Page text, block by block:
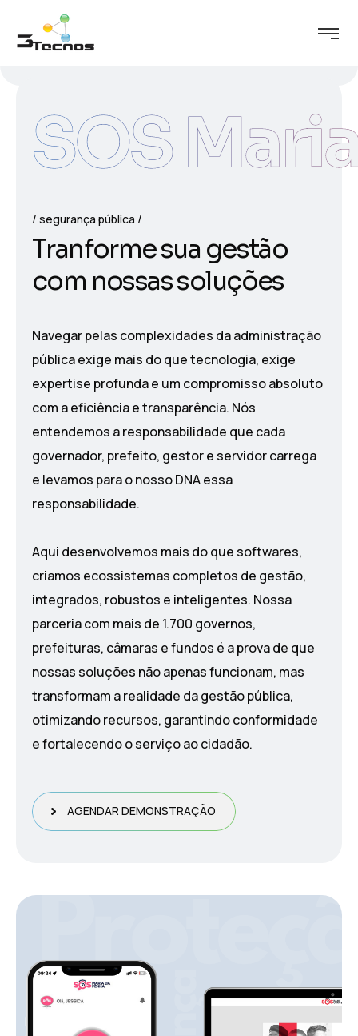
SOS
segurança pública
Tranformesua gestão
com nossassoluções
Navegar pelas complexidades da administração
pública exige mais do que tecnologia, exige
expertise profunda e um compromisso absoluto
com a eficiência e transparência. Nós
entendemos a responsabilidade que cada
governador, prefeito, gestor e servidor carrega
e levamos para o nosso DNA essa
responsabilidade.
Aqui desenvolvemos mais do que softwares,
criamos ecossistemas completos de gestão,
integrados, robustos e inteligentes. Nossa
parceria com mais de 1.700 governos,
prefeituras, câmaras e fundos é a prova de que
nossas soluções não apenas funcionam, mas
transformam a realidade da gestão pública,
otimizando recursos, garantindo conformidade
e fortalecendo o serviço ao cidadão.
AGENDAR DEMONSTRAÇÃO